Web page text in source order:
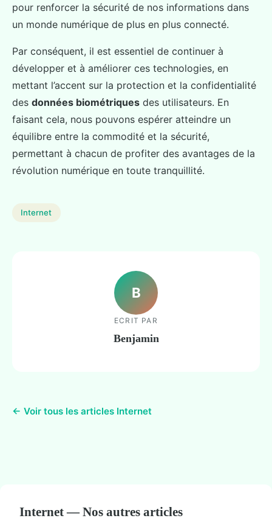
pour renforcer la sécurité de nos informations dans
un monde numérique de plus en plus connecté.
Par conséquent, il est essentiel de continuer à
développer et à améliorer ces technologies, en
mettant l’accent sur la protection et la confidentialité
des données biométriques des utilisateurs. En
faisant cela, nous pouvons espérer atteindre un
équilibre entre la commodité et la sécurité,
permettant à chacun de profiter des avantages de la
révolution numérique en toute tranquillité.
Internet
B
ECRIT PAR
Benjamin
← Voir tous les articles Internet
Internet — Nos autres articles